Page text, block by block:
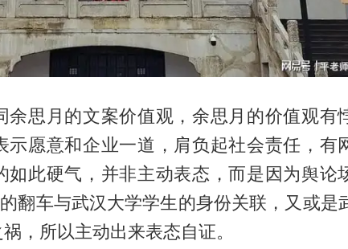
余思月的文案价值观，余思月的价值观有
示愿意和企业一道，肩负起社会责任，有
如此硬气，并非主动表态，而是因为舆论
翻车与武汉大学学生的身份关联，又或是
，所以主动出来表态自证。